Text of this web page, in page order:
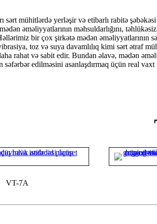
sərt mühitlərdə yerləşir və etibarlı rabitə
əməliyyatlarının məhsuldarlığını,
bir çox şirkətə mədən
toz və suya davamlılıq kimi sərt ətraf
rahat və sabit edir. Bundan əlavə, mədən
səfərbər edilməsini asanlaşdırmaq üçün real
VT-7A